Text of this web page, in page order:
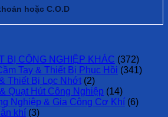
hoặc C.O.D
BỊ CÔNG NGHIỆP KHÁC (372)
Tay & Thiết Bị Phục Hồi (341)
Thiết Bị Lọc Nhớt (2)
Quạt Hút Công Nghiệp (14)
Nghiệp & Gia Công Cơ Khí (6)
khí (3)